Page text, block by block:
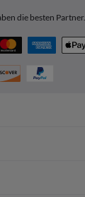
die besten Partner.